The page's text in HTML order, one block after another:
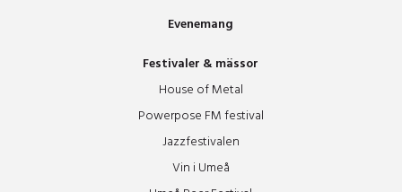
Evenemang
Festivaler & mässor
House of Metal
Powerpose FM festival
Jazzfestivalen
Vin i Umeå